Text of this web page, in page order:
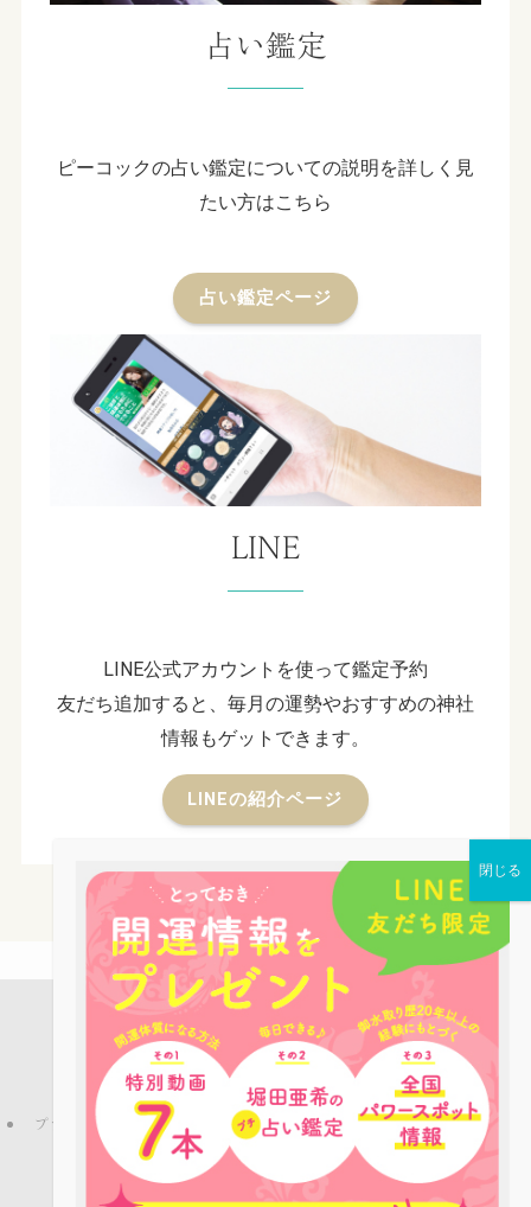
占い鑑定
ピーコックの占い鑑定についての説明を詳しく見
たい方はこちら
占い鑑定ページ
LINE
LINE公式アカウントを使って鑑定予約
友だち追加すると、毎月の運勢やおすすめの神社
情報もゲットできます。
LINEの紹介ページ
店舗案内 占い鑑定 パワーストーン
お役立ち情報
ピーコックLINE公式アカウントのご紹介
ブログ
プライバシーポリシー
特定商取引法 ご利用規約
お問い合わせ
会社概要